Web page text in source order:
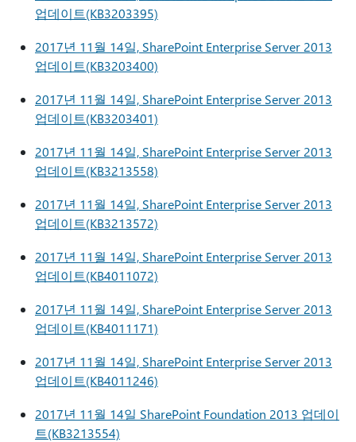
업데이트(KB3203395)
2017년 11월 14일, SharePoint Enterprise Server 2013
업데이트(KB3203400)
2017년 11월 14일, SharePoint Enterprise Server 2013
업데이트(KB3203401)
2017년 11월 14일, SharePoint Enterprise Server 2013
업데이트(KB3213558)
2017년 11월 14일, SharePoint Enterprise Server 2013
업데이트(KB3213572)
2017년 11월 14일, SharePoint Enterprise Server 2013
업데이트(KB4011072)
2017년 11월 14일, SharePoint Enterprise Server 2013
업데이트(KB4011171)
2017년 11월 14일, SharePoint Enterprise Server 2013
업데이트(KB4011246)
2017년 11월 14일 SharePoint Foundation 2013 업데이
트(KB3213554)